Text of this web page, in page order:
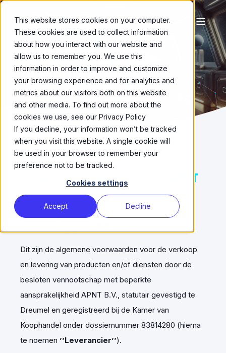
This website stores cookies on your computer.
These cookies are used to collect information
about how you interact with our website and
allow us to remember you. We use this
information in order to improve and customize
your browsing experience and for analytics and
metrics about our visitors both on this website
and other media. To find out more about the
cookies we use, see our Privacy Policy
If you decline, your information won’t be tracked
when you visit this website. A single cookie will
be used in your browser to remember your
preference not to be tracked.
Cookies settings
Accept Decline
ALGEMENE
VOORWAARDEN
AlgemeneVoorwaarden
APNT
B.V. - B2B
Dit zijn de algemene voorwaarden voor de verkoop
en levering van producten en/of diensten door de
besloten vennootschap met beperkte
aansprakelijkheid APNT B.V., statutair gevestigd te
Dreumel en geregistreerd bij de Kamer van
Koophandel onder dossiernummer 83814280 (hierna
te noemen ’’Leverancier’’).